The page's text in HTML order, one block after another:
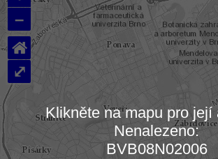
Načítám mapu…
–
⌂
⤢
Klikněte na mapu pro její
Nenalezeno:
BVB08N02006